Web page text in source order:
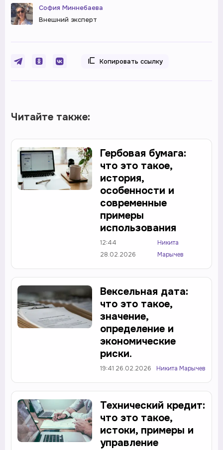
София Миннебаева
Внешний эксперт
Копировать ссылку
Читайте также:
Гербовая бумага:
что это такое,
история,
особенности и
современные
примеры
использования
12:44
28.02.2026
Никита
Марычев
Вексельная дата:
что это такое,
значение,
определение и
экономические
риски.
19:41 26.02.2026 Никита Марычев
Технический кредит:
что это такое,
истоки, примеры и
управление